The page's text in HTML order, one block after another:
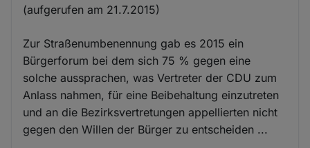
(aufgerufen am 21.7.2015)
Zur Straßenumbenennung gab es 2015 ein
Bürgerforum bei dem sich 75 % gegen eine
solche aussprachen, was Vertreter der CDU zum
Anlass nahmen, für eine Beibehaltung einzutreten
und an die Bezirksvertretungen appellierten nicht
gegen den Willen der Bürger zu entscheiden ...